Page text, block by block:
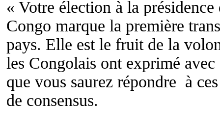
« Votre élection à la
Congo marque la première
pays. Elle est le fruit de la
les Congolais ont exprimé
que vous saurez répondre à
de consensus.